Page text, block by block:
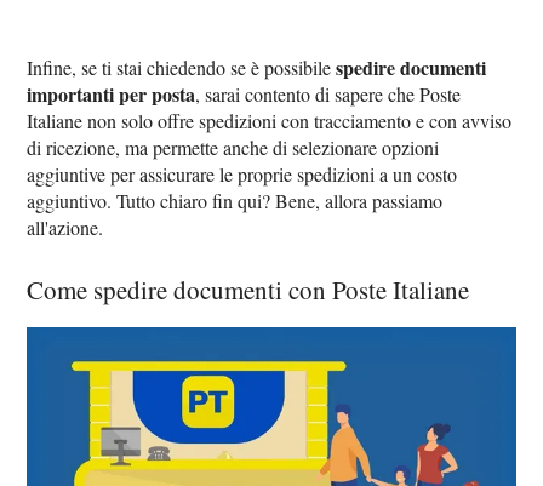
Infine, se ti stai chiedendo se è possibilespedire documenti
importanti per posta, sarai contento di sapere che Poste
Italiane non solo offre spedizioni con tracciamento e con avviso
di ricezione, ma permette anche di selezionare opzioni
aggiuntive per assicurare le proprie spedizioni a un costo
aggiuntivo. Tutto chiaro fin qui? Bene, allora passiamo
all'azione.
Come spedire documenti con Poste Italiane